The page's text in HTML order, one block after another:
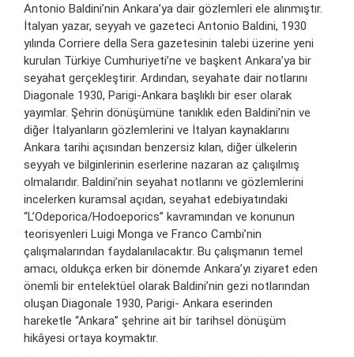
Antonio Baldini’nin Ankara’ya dair gözlemleri ele alınmıştır.
İtalyan yazar, seyyah ve gazeteci Antonio Baldini, 1930
yılında Corriere della Sera gazetesinin talebi üzerine yeni
kurulan Türkiye Cumhuriyeti’ne ve başkent Ankara’ya bir
seyahat gerçekleştirir. Ardından, seyahate dair notlarını
Diagonale 1930, Parigi-Ankara başlıklı bir eser olarak
yayımlar. Şehrin dönüşümüne tanıklık eden Baldini’nin ve
diğer İtalyanların gözlemlerini ve İtalyan kaynaklarını
Ankara tarihi açısından benzersiz kılan, diğer ülkelerin
seyyah ve bilginlerinin eserlerine nazaran az çalışılmış
olmalarıdır. Baldini’nin seyahat notlarını ve gözlemlerini
incelerken kuramsal açıdan, seyahat edebiyatındaki
“L’Odeporica/Hodoeporics” kavramından ve konunun
teorisyenleri Luigi Monga ve Franco Cambi’nin
çalışmalarından faydalanılacaktır. Bu çalışmanın temel
amacı, oldukça erken bir dönemde Ankara’yı ziyaret eden
önemli bir entelektüel olarak Baldini’nin gezi notlarından
oluşan Diagonale 1930, Parigi- Ankara eserinden
hareketle “Ankara” şehrine ait bir tarihsel dönüşüm
hikâyesi ortaya koymaktır.